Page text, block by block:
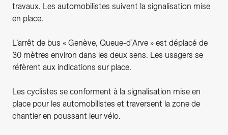
travaux. Les automobilistes suivent la signalisation mise
en place.
L’arrêt de bus « Genève, Queue-d’Arve » est déplacé de
30 mètres environ dans les deux sens. Les usagers se
réfèrent aux indications sur place.
Les cyclistes se conforment à la signalisation mise en
place pour les automobilistes et traversent la zone de
chantier en poussant leur vélo.